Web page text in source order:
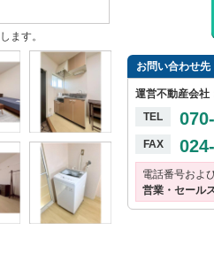
ます。
お問い合わせ先
運営不動産会社
TEL
FAX
電話番号およ
営業・セール